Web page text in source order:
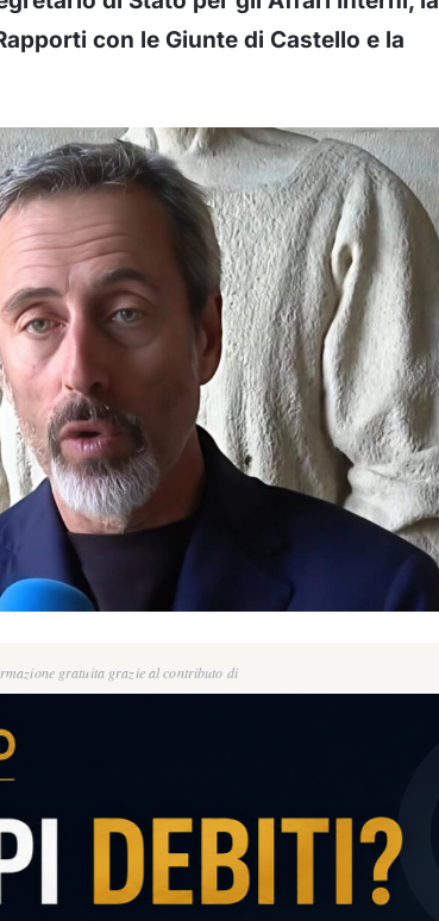
con le Giunte di Castello e la
gratuita grazie al contributo di